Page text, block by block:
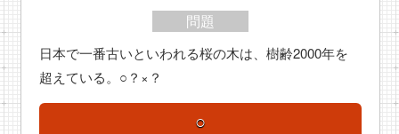
問題
日本で一番古いといわれる桜の木は、樹齢2000年を
超えている。○？×？
○